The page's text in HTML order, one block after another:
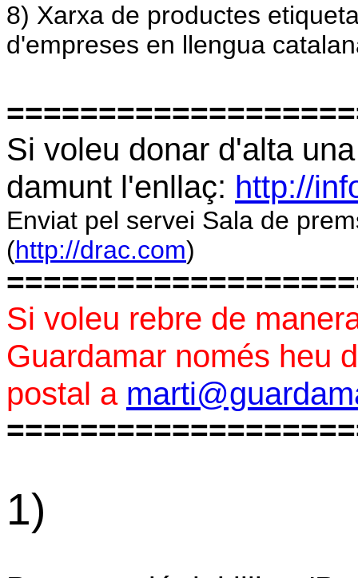
8) Xarxa de productes
d'empreses en llengua
Si voleu donar d'alta
damunt l'enllaç: http://
Enviat pel servei Sala de
(http://drac.com)
Si voleu rebre de
Guardamar només heu
postal a
1)